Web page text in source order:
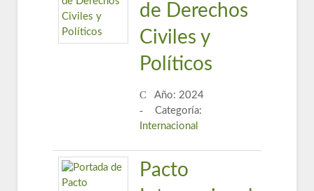
de Derechos
Civiles y
Políticos
Año: 2024
Categoría:
Internacional
Pacto